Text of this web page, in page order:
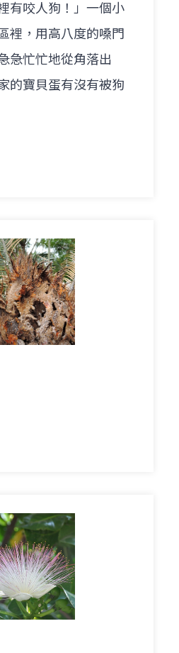
有咬人狗！」一個小
裡，用高八度的嗓門
急忙忙地從角落出
的寶貝蛋有沒有被狗